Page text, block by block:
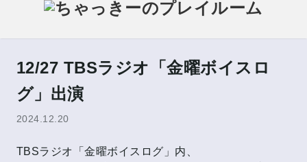
12/27 TBSラジオ「金曜ボイスロ
グ」出演
2024.12.20
TBSラジオ「金曜ボイスログ」内、